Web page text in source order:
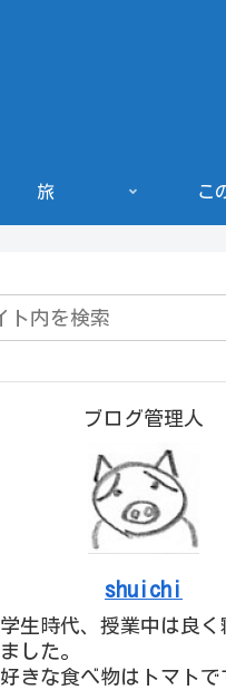
旅 こ
ブログ管理人
shuichi
学生時代、授業中は良く
ました。
好きな食べ物はトマトで